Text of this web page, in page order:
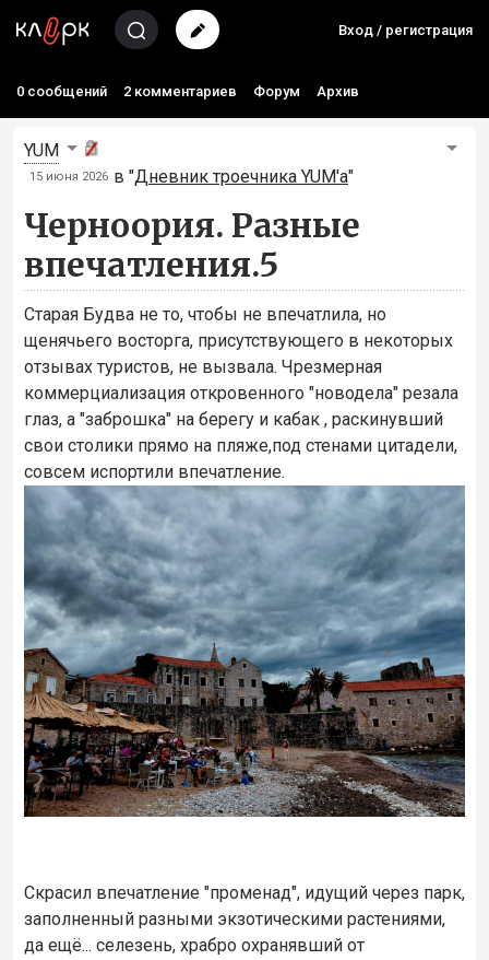
Вход / регистрация
0 сообщений 2 комментариев Форум Архив
YUM
15 июня 2026 в "Дневник троечника YUM'а"
Черноория. Разные
впечатления.5
Старая Будва не то, чтобы не впечатлила, но
щенячьего восторга, присутствующего в некоторых
отзывах туристов, не вызвала. Чрезмерная
коммерциализация откровенного "новодела" резала
глаз, а "заброшка" на берегу и кабак , раскинувший
свои столики прямо на пляже,под стенами цитадели,
совсем испортили впечатление.
Скрасил впечатление "променад", идущий через парк,
заполненный разными экзотическими растениями,
да ещё... селезень, храбро охранявший от